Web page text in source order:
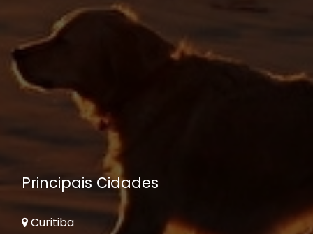
Principais Cidades
Curitiba